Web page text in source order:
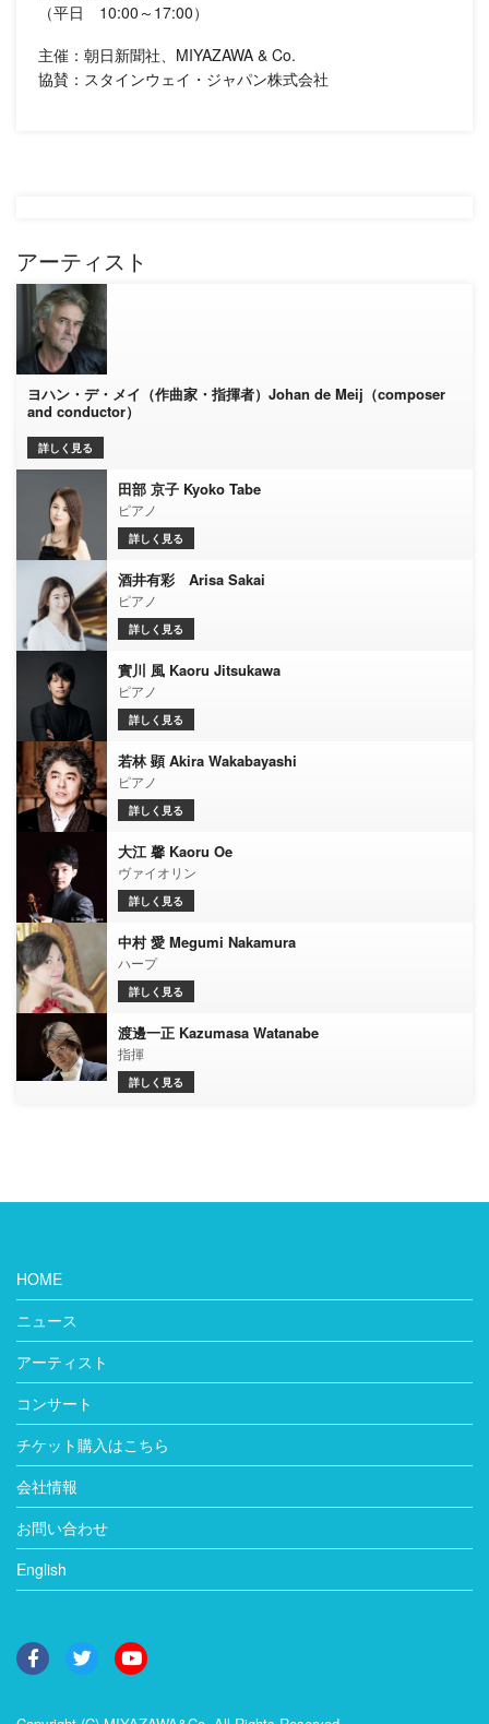
（平日 10:00～17:00）
主催：朝日新聞社、MIYAZAWA & Co.
協賛：スタインウェイ・ジャパン株式会社
アーティスト
ヨハン・デ・メイ（作曲家・指揮者）Johan de Meij（composer
and conductor）
詳しく見る
田部 京子 Kyoko Tabe
ピアノ
詳しく見る
酒井有彩 Arisa Sakai
ピアノ
詳しく見る
實川 風 Kaoru Jitsukawa
ピアノ
詳しく見る
若林 顕 Akira Wakabayashi
ピアノ
詳しく見る
大江 馨 Kaoru Oe
ヴァイオリン
詳しく見る
中村 愛 Megumi Nakamura
ハープ
詳しく見る
渡邊一正 Kazumasa Watanabe
指揮
詳しく見る
HOME
ニュース
アーティスト
コンサート
チケット購入はこちら
会社情報
お問い合わせ
English